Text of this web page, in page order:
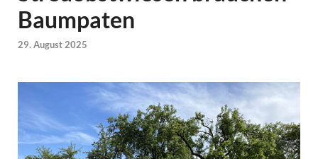
Baumpaten
29. August 2025